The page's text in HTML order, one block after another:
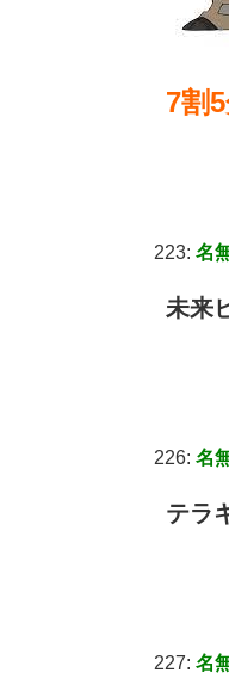
7割
223: 名
未来
226: 名
テラ
227: 名